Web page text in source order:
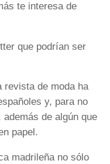
te interesa de
que podrían ser
revista de moda ha
y, para no
de algún que
papel.
madrileña no sólo